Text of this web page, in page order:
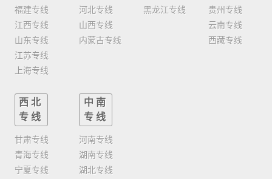
福建专线
江西专线
山东专线
江苏专线
上海专线
河北专线
山西专线
内蒙古专线
黑龙江专线
贵州专线
云南专线
西藏专线
西北
专线
甘肃专线
青海专线
宁夏专线
中南
专线
河南专线
湖南专线
湖北专线